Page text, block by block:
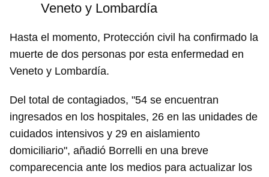
Veneto y Lombardía
Hasta el momento, Protección civil ha confirmado la
muerte de dos personas por esta enfermedad en
Veneto y Lombardía.
Del total de contagiados, "54 se encuentran
ingresados en los hospitales, 26 en las unidades de
cuidados intensivos y 29 en aislamiento
domiciliario", añadió Borrelli en una breve
comparecencia ante los medios para actualizar los